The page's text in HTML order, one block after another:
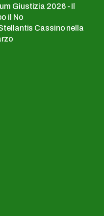
Giustizia 2026 - Il
il No
Cassino nella